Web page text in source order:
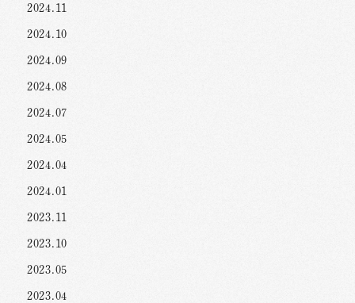
2024.11
2024.10
2024.09
2024.08
2024.07
2024.05
2024.04
2024.01
2023.11
2023.10
2023.05
2023.04